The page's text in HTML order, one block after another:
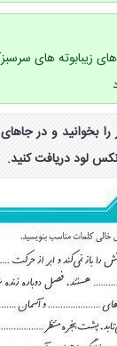
زیبابوته های
را بخوانید و در
لود دریافت کنید.